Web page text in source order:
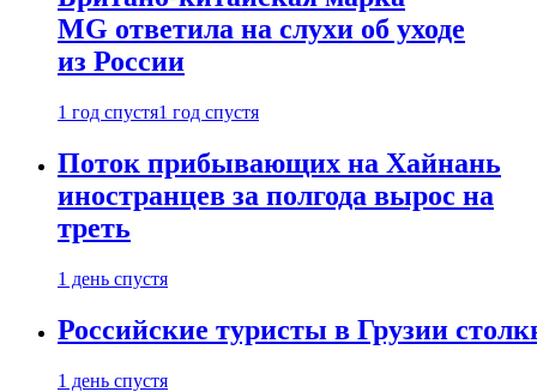
MG ответила на слухи об уходе
из России
1 год спустя1 год спустя
Поток прибывающих на Хайнань
иностранцев за полгода вырос на
треть
1 день спустя
Российские туристы в Грузии
1 день спустя